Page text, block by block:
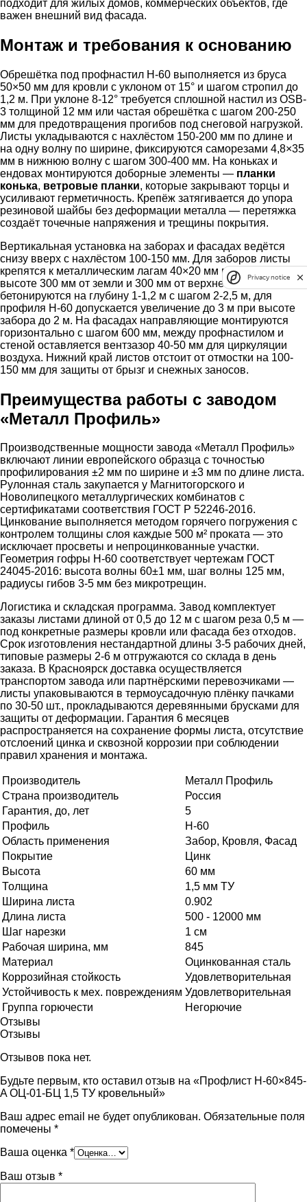
подходит для жилых домов, коммерческих объектов, где
важен внешний вид фасада.
Монтаж и требования к основанию
Обрешётка под профнастил Н-60 выполняется из бруса
50×50 мм для кровли с уклоном от 15° и шагом стропил до
1,2 м. При уклоне 8-12° требуется сплошной настил из OSB-
3 толщиной 12 мм или частая обрешётка с шагом 200-250
мм для предотвращения прогибов под снеговой нагрузкой.
Листы укладываются с нахлёстом 150-200 мм по длине и
на одну волну по ширине, фиксируются саморезами 4,8×35
мм в нижнюю волну с шагом 300-400 мм. На коньках и
ендовах монтируются доборные элементы — планки
конька, ветровые планки, которые закрывают торцы и
усиливают герметичность. Крепёж затягивается до упора
резиновой шайбы без деформации металла — перетяжка
создаёт точечные напряжения и трещины покрытия.
Вертикальная установка на заборах и фасадах ведётся
снизу вверх с нахлёстом 100-150 мм. Для заборов листы
крепятся к металлическим лагам 40×20 мм в две нитки на
высоте 300 мм от земли и 300 мм от верхнего края. Столбы
бетонируются на глубину 1-1,2 м с шагом 2-2,5 м, для
профиля Н-60 допускается увеличение до 3 м при высоте
забора до 2 м. На фасадах направляющие монтируются
горизонтально с шагом 600 мм, между профнастилом и
стеной оставляется вентзазор 40-50 мм для циркуляции
воздуха. Нижний край листов отстоит от отмостки на 100-
150 мм для защиты от брызг и снежных заносов.
Преимущества работы с заводом
«Металл Профиль»
Производственные мощности завода «Металл Профиль»
включают линии европейского образца с точностью
профилирования ±2 мм по ширине и ±3 мм по длине листа.
Рулонная сталь закупается у Магнитогорского и
Новолипецкого металлургических комбинатов с
сертификатами соответствия ГОСТ Р 52246-2016.
Цинкование выполняется методом горячего погружения с
контролем толщины слоя каждые 500 м² проката — это
исключает просветы и непроцинкованные участки.
Геометрия гофры Н-60 соответствует чертежам ГОСТ
24045-2016: высота волны 60±1 мм, шаг волны 125 мм,
радиусы гибов 3-5 мм без микротрещин.
Логистика и складская программа. Завод комплектует
заказы листами длиной от 0,5 до 12 м с шагом реза 0,5 м —
под конкретные размеры кровли или фасада без отходов.
Срок изготовления нестандартной длины 3-5 рабочих дней,
типовые размеры 2-6 м отгружаются со склада в день
заказа. В Красноярск доставка осуществляется
транспортом завода или партнёрскими перевозчиками —
листы упаковываются в термоусадочную плёнку пачками
по 30-50 шт., прокладываются деревянными брусками для
защиты от деформации. Гарантия 6 месяцев
распространяется на сохранение формы листа, отсутствие
отслоений цинка и сквозной коррозии при соблюдении
правил хранения и монтажа.
Производитель
Металл Профиль
Страна производитель
Россия
Гарантия, до, лет
5
Профиль
Н-60
Область применения
Забор, Кровля, Фасад
Покрытие
Цинк
Высота
60 мм
Толщина
1,5 мм ТУ
Ширина листа
0.902
Длина листа
500 - 12000 мм
Шаг нарезки
1 см
Рабочая ширина, мм
845
Материал
Оцинкованная сталь
Коррозийная стойкость
Удовлетворительная
Устойчивость к мех. повреждениям Удовлетворительная
Группа горючести
Негорючие
Отзывы
Отзывы
Отзывов пока нет.
Будьте первым, кто оставил отзыв на «Профлист Н-60×845-
A ОЦ-01-БЦ 1,5 ТУ кровельный»
Ваш адрес email не будет опубликован. Обязательные поля
помечены *
Ваша оценка *
Ваш отзыв *
Privacy notice